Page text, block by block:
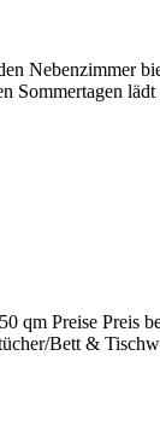
Neben­zimmer
Preise
Bett &